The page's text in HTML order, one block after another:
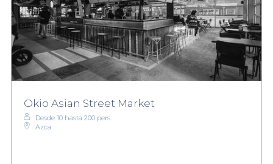
Okio Asian Street Market
Desde 10 hasta 200 pers.
Azca